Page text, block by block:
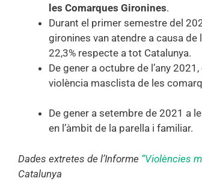
les Comarques Gironines.
Durant el primer semestre del
gironines van atendre a causa de
22,3% respecte a tot Catalunya.
De gener a octubre de l’any
violència masclista de les
De gener a setembre de 2021 a
en l’àmbit de la parella i familiar.
Dades extretes de l’Informe “Violències
Catalunya